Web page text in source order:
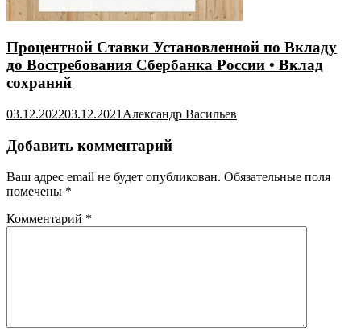
Процентной Ставки Установленной по Вкладу
до Востребования Сбербанка России • Вклад
сохраняй
03.12.202203.12.2021 Александр Васильев
Добавить комментарий
Ваш адрес email не будет опубликован. Обязательные поля
помечены *
Комментарий *